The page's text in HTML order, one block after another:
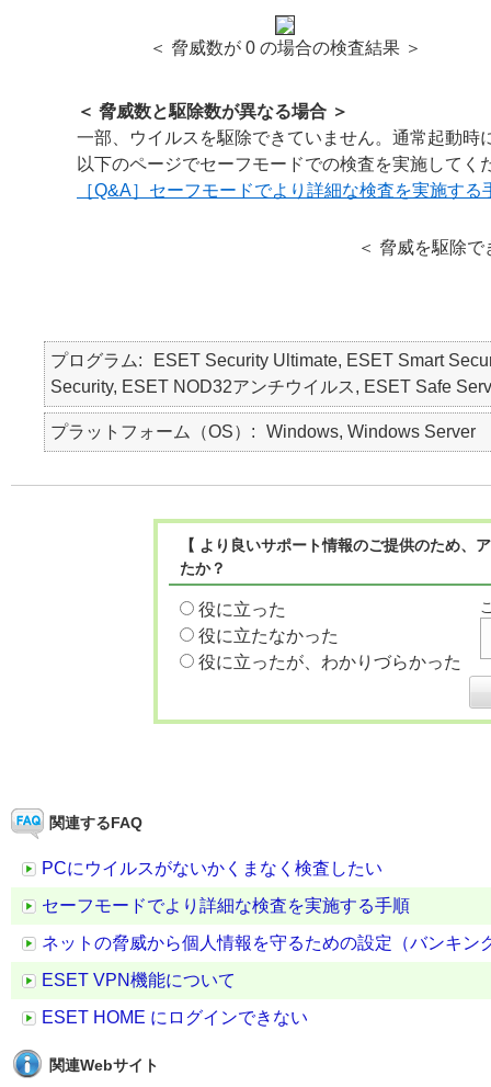
＜ 脅威数が 0 の場合の検査結果 ＞
＜ 脅威数と駆除数が異なる場合 ＞
一部、ウイルスを駆除できていません。通常起動
以下のページでセーフモードでの検査を実施してく
［Q&A］セーフモードでより詳細な検査を実施する
＜ 脅威を駆除
プログラム
ESET Security Ultimate, ESET Smart
Security, ESET NOD32アンチウイルス, ESET Safe
プラットフォーム（OS） Windows, Windows Server
【 より良いサポート情報のご提供のため
たか？
役に立った
役に立たなかった
役に立ったが、わかりづらかった
関連するFAQ
PCにウイルスがないかくまなく検査したい
セーフモードでより詳細な検査を実施する手順
ネットの脅威から個人情報を守るための設定（バンキ
ESET VPN機能について
ESET HOME にログインできない
関連Webサイト